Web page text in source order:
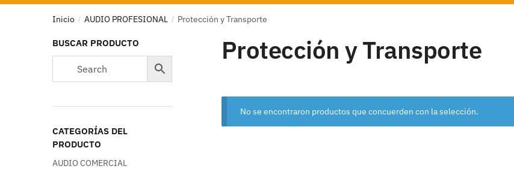
Inicio / AUDIO PROFESIONAL / Protección y Transporte
Protección y Transporte
No se encontraron productos que concuerden con la selección.
BUSCAR PRODUCTO
CATEGORÍAS DEL
PRODUCTO
AUDIO COMERCIAL